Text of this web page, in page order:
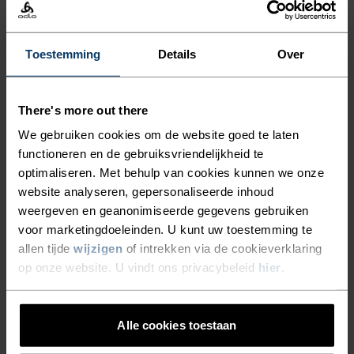
Toestemming Details Over
There's more out there
We gebruiken cookies om de website goed te laten
functioneren en de gebruiksvriendelijkheid te
optimaliseren. Met behulp van cookies kunnen we onze
website analyseren, gepersonaliseerde inhoud
weergeven en geanonimiseerde gegevens gebruiken
voor marketingdoeleinden. U kunt uw toestemming te
allen tijde wijzigen of intrekken via de cookieverklaring
op onze website. U vindt ons privacybeleid hier .
Alle cookies toestaan
X-Alp Trail 5 Inch 2-In-1
€59,45€84,95
Zeroweight Hardloopbroek
€59,45
-30%
Summer Sale
% %
Ascent Medium Support
Korte Tight
€48,95€69,95
Essential 7/8 Hardloop
Tight
€41,95€59,95
-30%
%
Ascent Shorts
%
Essential 365 4 Inch
Hardloopshorts